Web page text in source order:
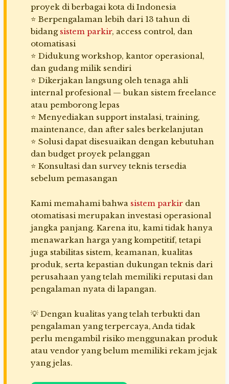
proyek di berbagai kota di Indonesia
⭐ Berpengalaman lebih dari 13 tahun di
bidang sistem parkir, access control, dan
otomatisasi
⭐ Didukung workshop, kantor operasional,
dan gudang milik sendiri
⭐ Dikerjakan langsung oleh tenaga ahli
internal profesional — bukan sistem freelance
atau pemborong lepas
⭐ Menyediakan support instalasi, training,
maintenance, dan after sales berkelanjutan
⭐ Solusi dapat disesuaikan dengan kebutuhan
dan budget proyek pelanggan
⭐ Konsultasi dan survey teknis tersedia
sebelum pemasangan
Kami memahami bahwa sistem parkir dan
otomatisasi merupakan investasi operasional
jangka panjang. Karena itu, kami tidak hanya
menawarkan harga yang kompetitif, tetapi
juga stabilitas sistem, keamanan, kualitas
produk, serta kepastian dukungan teknis dari
perusahaan yang telah memiliki reputasi dan
pengalaman nyata di lapangan.
💡 Dengan kualitas yang telah terbukti dan
pengalaman yang terpercaya, Anda tidak
perlu mengambil risiko menggunakan produk
atau vendor yang belum memiliki rekam jejak
yang jelas.